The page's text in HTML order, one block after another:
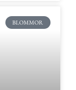
BLOMMOR